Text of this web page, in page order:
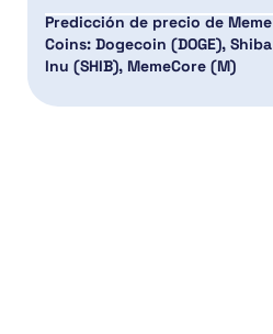
Predicción de precio de Meme
Coins: Dogecoin (DOGE), Shiba
Inu (SHIB), MemeCore (M)